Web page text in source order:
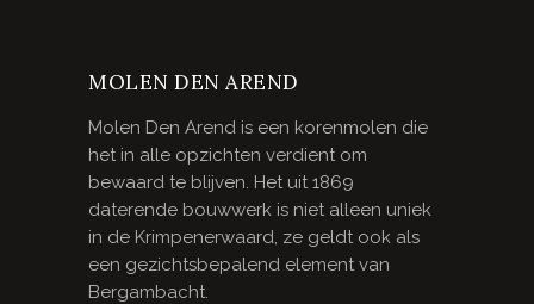
MOLEN DEN AREND
Molen Den Arend is een korenmolen die
het in alle opzichten verdient om
bewaard te blijven. Het uit 1869
daterende bouwwerk is niet alleen uniek
in de Krimpenerwaard, ze geldt ook als
een gezichtsbepalend element van
Bergambacht.